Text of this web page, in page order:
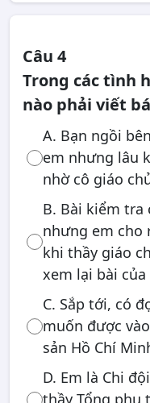
Câu 4
Trong các tình
nào phải viết
A. Bạn ngồi
em nhưng lâu
nhờ cô giáo
B. Bài kiểm tra
nhưng em cho
khi thầy giáo
xem lại bài của
C. Sắp tới, có
muốn được
sản Hồ Chí
D. Em là Chi
thầy Tổng phụ